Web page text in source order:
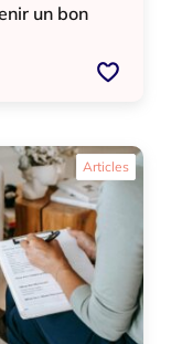
un bon
Articles